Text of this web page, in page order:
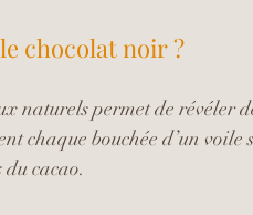
chocolat noir ?
naturels permet de révéler
chaque bouchée d’un voile
du cacao.